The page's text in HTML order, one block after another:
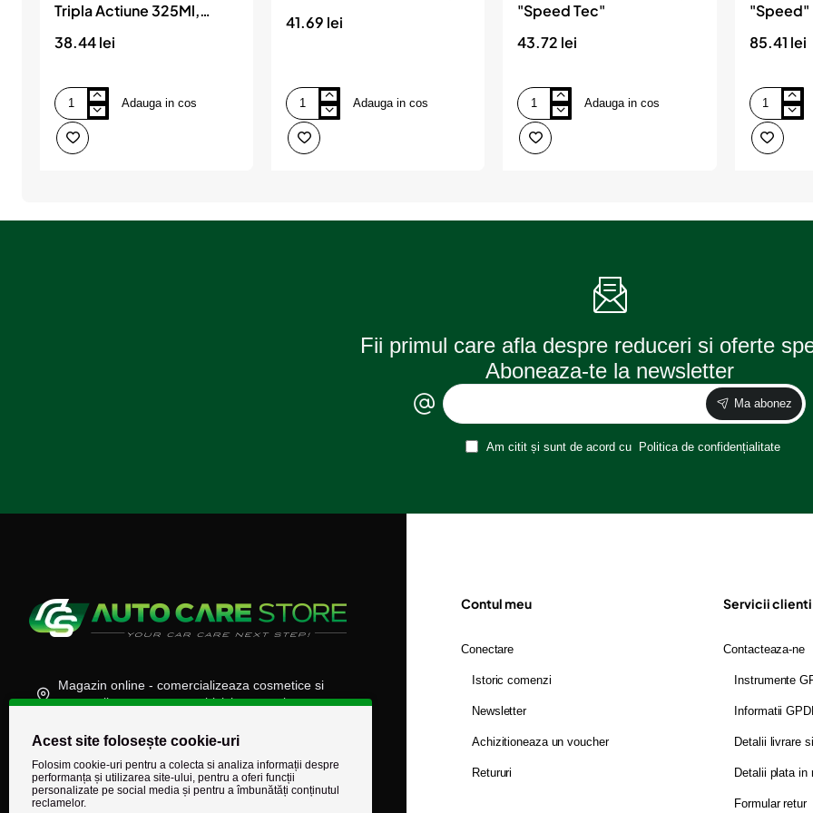
Tripla Actiune 325Ml,
38.44 lei
3Xa
Petrol
-
Aditiv
WYNN'S
Adauga in cos
41.69 lei
Aditiv
Benzina
Liqui
Moly
Adauga in cos
"Speed Tec"
43.72 lei
Aditiv
benzina
Liqui
Moly
Adauga in cos
"Speed"
85.41 lei
Aditiv
benzina
Liqui
Moly
Fii primul care afla despre reduceri si oferte
Aboneaza-te la newsletter
Ma abonez
Am citit și sunt de acord cu Politica de confidențialitate
Magazin online - comercializeaza cosmetice si
accesorii auto, moto, atv, biciclete, camioane
(+40) 745 848 890
comenzi@autocarestore.ro
Contul meu
Conectare
Istoric comenzi
Newsletter
Achizitioneaza un voucher
Retururi
Servicii clienti
Contacteaza-ne
Instrumente
Informatii
Detalii livrare
Detalii plata in
Formular retur
Acest site folosește cookie-uri
Folosim cookie-uri pentru a colecta si analiza informații despre
performanța și utilizarea site-ului, pentru a oferi funcții
personalizate pe social media și pentru a îmbunătăți conținutul
reclamelor.